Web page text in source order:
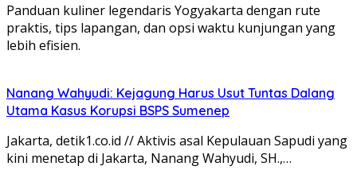
Panduan kuliner legendaris Yogyakarta dengan rute
praktis, tips lapangan, dan opsi waktu kunjungan yang
lebih efisien.
Nanang Wahyudi: Kejagung Harus Usut Tuntas Dalang
Utama Kasus Korupsi BSPS Sumenep
Jakarta, detik1.co.id // Aktivis asal Kepulauan Sapudi yang
kini menetap di Jakarta, Nanang Wahyudi, SH.,…